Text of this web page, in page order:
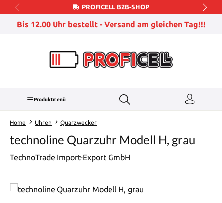
Zum Hauptinhalt springenPROFICELL B2B-SHOP
Bis 12.00 Uhr bestellt - Versand am gleichen Tag!!!
Produktmenü
Home Uhren Quarzwecker
technoline Quarzuhr Modell H, grau
TechnoTrade Import-Export GmbH